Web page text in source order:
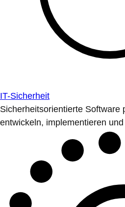
IT-Sicherheit
Sicherheitsorientierte Software
entwickeln, implementieren